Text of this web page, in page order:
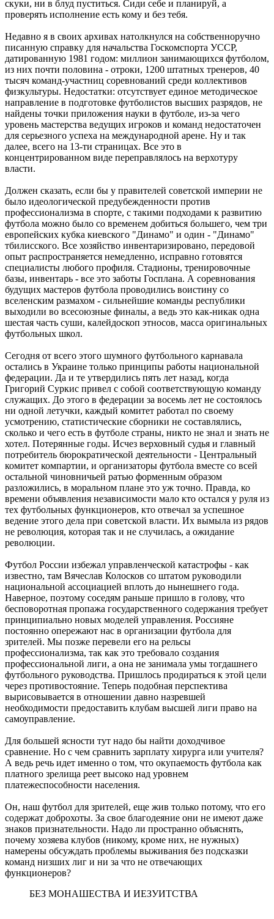
скуки, ни в блуд пуститься. Сиди себе и планируй, а
проверять исполнение есть кому и без тебя.
Недавно я в своих архивах натолкнулся на собственноручно
писанную справку для начальства Госкомспорта УССР,
датированную 1981 годом: миллион занимающихся футболом,
из них почти половина - отроки, 1200 штатных тренеров, 40
тысяч команд-участниц соревнований среди коллективов
физкультуры. Недостатки: отсутствует единое методическое
направление в подготовке футболистов высших разрядов, не
найдены точки приложения науки в футболе, из-за чего
уровень мастерства ведущих игроков и команд недостаточен
для серьезного успеха на международной арене. Ну и так
далее, всего на 13-ти страницах. Все это в
концентрированном виде переправлялось на верхотуру
власти.
Должен сказать, если бы у правителей советской империи не
было идеологической предубежденности против
профессионализма в спорте, с такими подходами к развитию
футбола можно было со временем добиться большего, чем три
европейских кубка киевского "Динамо" и один - "Динамо"
тбилисского. Все хозяйство инвентаризировано, передовой
опыт распространяется немедленно, исправно готовятся
специалисты любого профиля. Стадионы, тренировочные
базы, инвентарь - все это заботы Госплана. А соревнования
будущих мастеров футбола проводились воистину со
вселенским размахом - сильнейшие команды республики
выходили во всесоюзные финалы, а ведь это как-никак одна
шестая часть суши, калейдоскоп этносов, масса оригинальных
футбольных школ.
Сегодня от всего этого шумного футбольного карнавала
остались в Украине только принципы работы национальной
федерации. Да и те утвердились пять лет назад, когда
Григорий Суркис привел с собой соответствующую команду
служащих. До этого в федерации за восемь лет не состоялось
ни одной летучки, каждый комитет работал по своему
усмотрению, статистические сборники не составлялись,
сколько и чего есть в футболе страны, никто не знал и знать не
хотел. Потерянные годы. Исчез верховный судья и главный
потребитель бюрократической деятельности - Центральный
комитет компартии, и организаторы футбола вместе со всей
остальной чиновничьей ратью форменным образом
разложились, в моральном плане это уж точно. Правда, ко
времени объявления независимости мало кто остался у руля из
тех футбольных функционеров, кто отвечал за успешное
ведение этого дела при советской власти. Их вымыла из рядов
не революция, которая так и не случилась, а ожидание
революции.
Футбол России избежал управленческой катастрофы - как
известно, там Вячеслав Колосков со штатом руководили
национальной ассоциацией вплоть до нынешнего года.
Наверное, поэтому соседям раньше пришло в голову, что
бесповоротная пропажа государственного содержания требует
принципиально новых моделей управления. Россияне
постоянно опережают нас в организации футбола для
зрителей. Мы позже перевели его на рельсы
профессионализма, так как это требовало создания
профессиональной лиги, а она не занимала умы тогдашнего
футбольного руководства. Пришлось продираться к этой цели
через противостояние. Теперь подобная перспектива
вырисовывается в отношении давно назревшей
необходимости предоставить клубам высшей лиги право на
самоуправление.
Для большей ясности тут надо бы найти доходчивое
сравнение. Но с чем сравнить зарплату хирурга или учителя?
А ведь речь идет именно о том, что окупаемость футбола как
платного зрелища реет высоко над уровнем
платежеспособности населения.
Он, наш футбол для зрителей, еще жив только потому, что его
содержат доброхоты. За свое благодеяние они не имеют даже
знаков признательности. Надо ли пространно объяснять,
почему хозяева клубов (никому, кроме них, не нужных)
намерены обсуждать проблемы выживания без подсказки
команд низших лиг и ни за что не отвечающих
функционеров?
БЕЗ МОНАШЕСТВА И ИЕЗУИТСТВА